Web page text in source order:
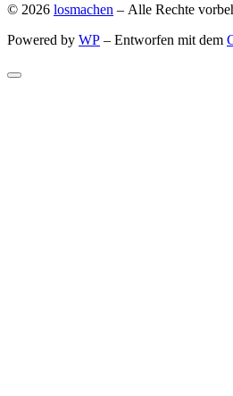
© 2026 losmachen – Alle Rechte
Powered by WP – Entworfen mit dem